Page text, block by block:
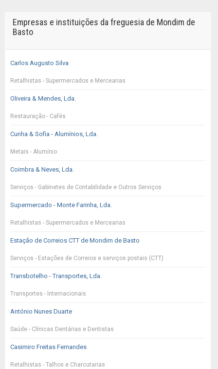
Empresas e instituições da freguesia de Mondim de
Basto
Carlos Augusto Silva
Retalhistas - Supermercados e Mercearias
Oliveira & Mendes, Lda.
Restauração - Cafés
Cunha & Sofia - Alumínios, Lda.
Metais - Alumínio
Coimbra & Neves, Lda.
Serviços - Gabinetes de Contabilidade e Outros Serviços
Supermercado - Monte Farinha, Lda.
Retalhistas - Supermercados e Mercearias
Estação de Correios CTT de Mondim de Basto
Serviços - Estações de Correios e serviços postais (CTT)
Transbotelho - Transportes, Lda.
Transportes - Internacionais
António Nunes Duarte
Saúde - Clínicas Dentárias e Dentistas
Casimiro Freitas Fernandes
Retalhistas - Talhos e Charcutarias